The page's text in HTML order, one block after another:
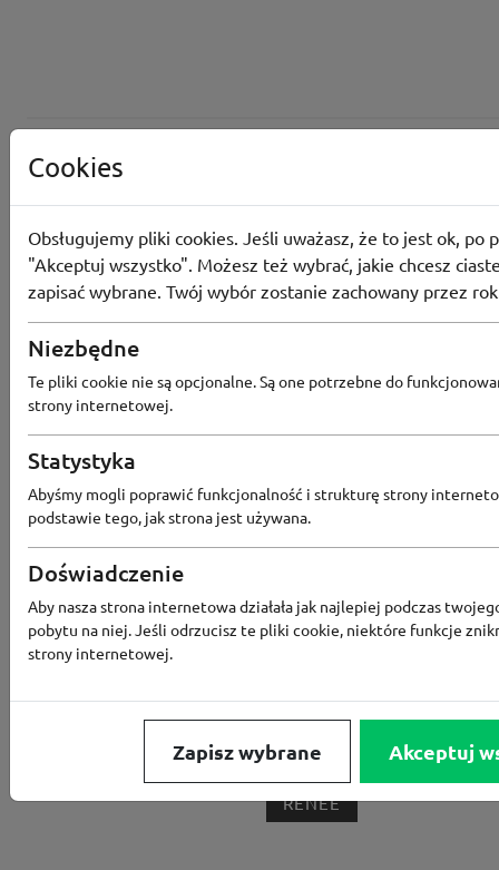
Popularne sklepy
RTV EURO AGD MODIVO
MEDIA EXPERT
BORN2BE
KOMFORT CCC SMYK
LOUNGE BY ZALANDO
MEDIA MARKT ALLEGRO PAY
BIG STAR
BIEDRONKA HOME
RENEE
Cookies
Obsługujemy pliki cookies. Jeśli uważasz, że to jest ok, po
"Akceptuj wszystko". Możesz też wybrać, jakie chcesz
zapisać wybrane. Twój wybór zostanie zachowany przez
Niezbędne
Te pliki cookie nie są opcjonalne. Są one potrzebne do
strony internetowej.
Statystyka
Abyśmy mogli poprawić funkcjonalność i strukturę strony
podstawie tego, jak strona jest używana.
Doświadczenie
Aby nasza strona internetowa działała jak najlepiej podczas
pobytu na niej. Jeśli odrzucisz te pliki cookie, niektóre funkcje
strony internetowej.
Zapisz wybrane Akceptuj